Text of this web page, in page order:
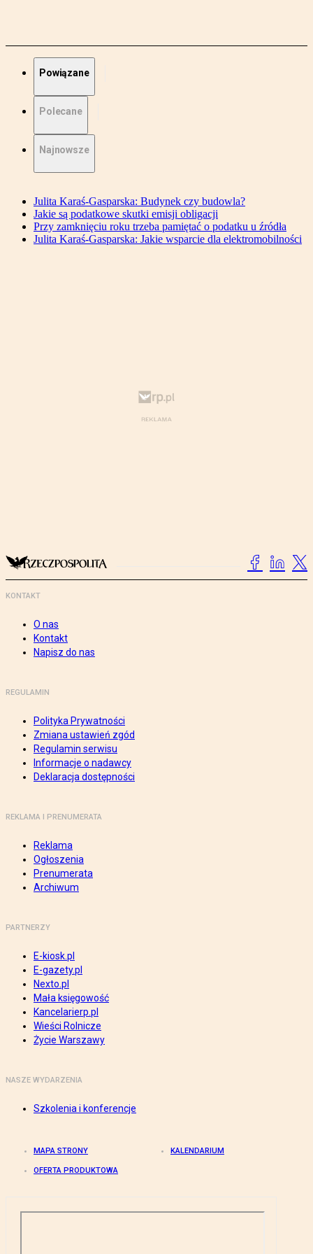
Powiązane
Polecane
Najnowsze
Julita Karaś-Gasparska: Budynek czy budowla?
Jakie są podatkowe skutki emisji obligacji
Przy zamknięciu roku trzeba pamiętać o podatku u źródła
Julita Karaś-Gasparska: Jakie wsparcie dla elektromobilności
KONTAKT
O nas
Kontakt
Napisz do nas
REGULAMIN
Polityka Prywatności
Zmiana ustawień zgód
Regulamin serwisu
Informacje o nadawcy
Deklaracja dostępności
REKLAMA I PRENUMERATA
Reklama
Ogłoszenia
Prenumerata
Archiwum
PARTNERZY
E-kiosk.pl
E-gazety.pl
Nexto.pl
Mała księgowość
Kancelarierp.pl
Wieści Rolnicze
Życie Warszawy
NASZE WYDARZENIA
Szkolenia i konferencje
MAPA STRONY KALENDARIUM
OFERTA PRODUKTOWA